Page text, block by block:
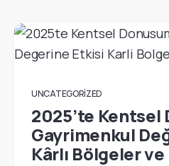
UNCATEGORIZED
2025’te Kentsel
Gayrimenkul
Kârlı Bölgeler